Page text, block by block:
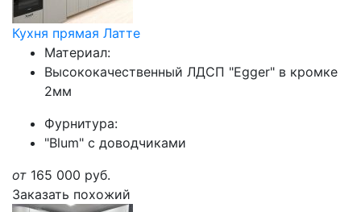
Кухня прямая Латте
Материал:
Высококачественный ЛДСП "Egger" в кромке
2мм
Фурнитура:
"Blum" с доводчиками
от 165 000 руб.
Заказать похожий